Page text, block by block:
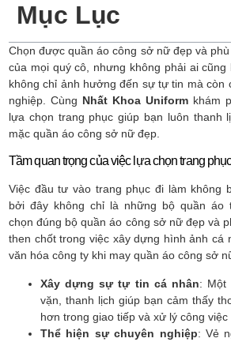
Mục Lục
Chọn được quần áo công sở nữ đẹp và
của mọi quý cô, nhưng không phải ai
không chỉ ảnh hưởng đến sự tự tin mà còn
nghiệp. Cùng Nhất Khoa Uniformkhám
lựa chọn trang phục giúp bạn luôn thanh
mặc quần áo công sở nữ đẹp.
Tầm quan trọng của việc lựa chọn trang
Việc đầu tư vào trang phục đi làm không
bởi đây không chỉ là những bộ quần áo
chọn đúng bộ quần áo công sở nữ đẹp và
then chốt trong việc xây dựng hình ảnh cá
văn hóa công ty khi may quần áo công sở
Xây dựng sự tự tin cá nhân: Một
vặn, thanh lịch giúp bạn cảm thấy
hơn trong giao tiếp và xử lý công việc
Thể hiện sự chuyên nghiệp: Vẻ